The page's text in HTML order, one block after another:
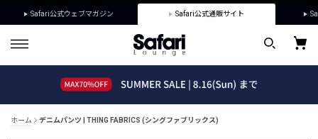
Safari公式ウェブマガジン Safari公式通販サイト
ホーム デニムパンツ | THING FABRICS (シングファブリックス)